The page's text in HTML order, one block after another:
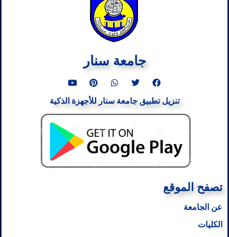
جامعة سنار
F
a
e
b
T
w
t
t
r
W
h
t
s
p
p
P
i
n
t
e
e
s
t
Y
o
u
t
u
تنزيل تطبيق جامعة سنار للأجهزة الذكية
تصفح الموقع
عن الجامعة
الكليات